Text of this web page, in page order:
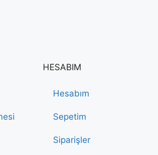
HESABIM
Hesabım
Sepetim
Siparişler